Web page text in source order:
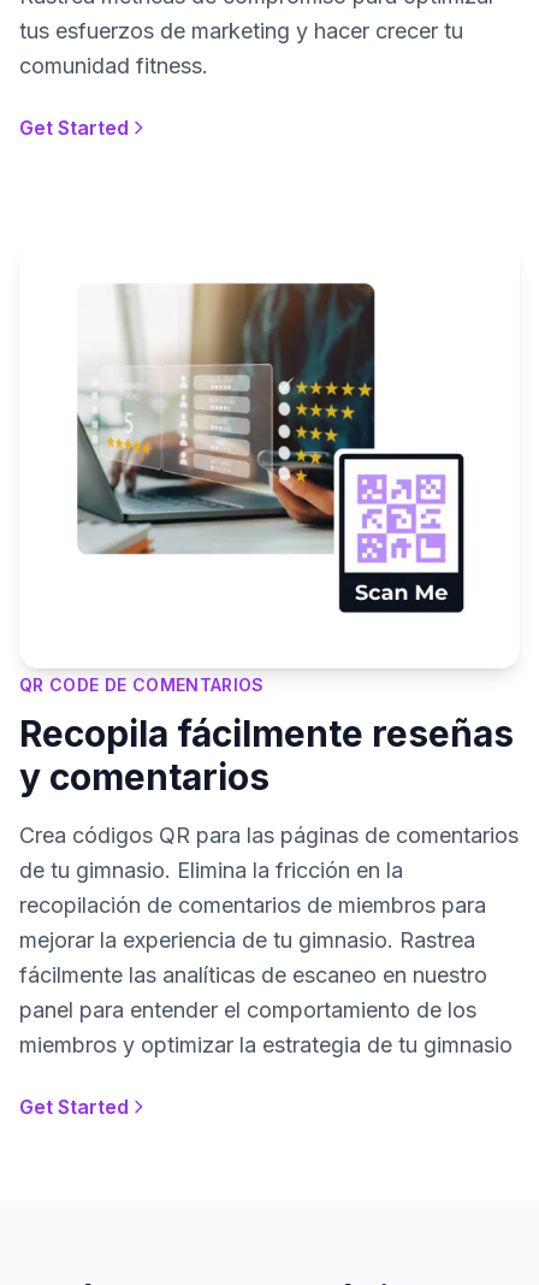
tus esfuerzos de marketing y hacer crecer tu
comunidad fitness.
Get Started
QR CODE DE COMENTARIOS
Recopila fácilmente reseñas
y comentarios
Crea códigos QR para las páginas de comentarios
de tu gimnasio. Elimina la fricción en la
recopilación de comentarios de miembros para
mejorar la experiencia de tu gimnasio. Rastrea
fácilmente las analíticas de escaneo en nuestro
panel para entender el comportamiento de los
miembros y optimizar la estrategia de tu gimnasio
Get Started